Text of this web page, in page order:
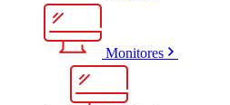
Monitores